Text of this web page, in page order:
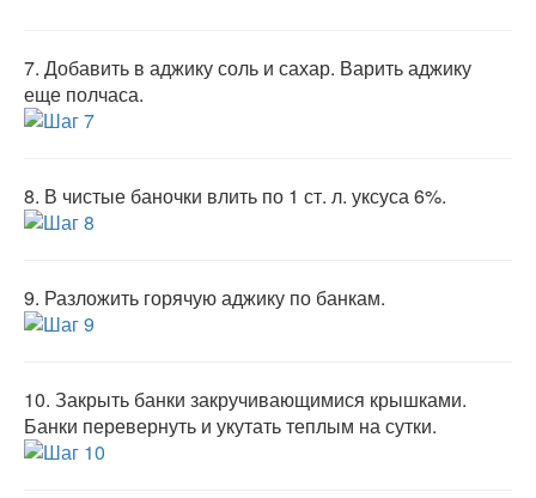
7. Добавить в аджику соль и сахар. Варить аджику
еще полчаса.
8. В чистые баночки влить по 1 ст. л. уксуса 6%.
9. Разложить горячую аджику по банкам.
10. Закрыть банки закручивающимися крышками.
Банки перевернуть и укутать теплым на сутки.